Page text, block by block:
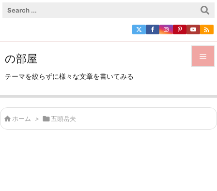
の部屋
テーマを絞らずに様々な文章を書いてみる


サイド


 ホーム > 五頭岳夫